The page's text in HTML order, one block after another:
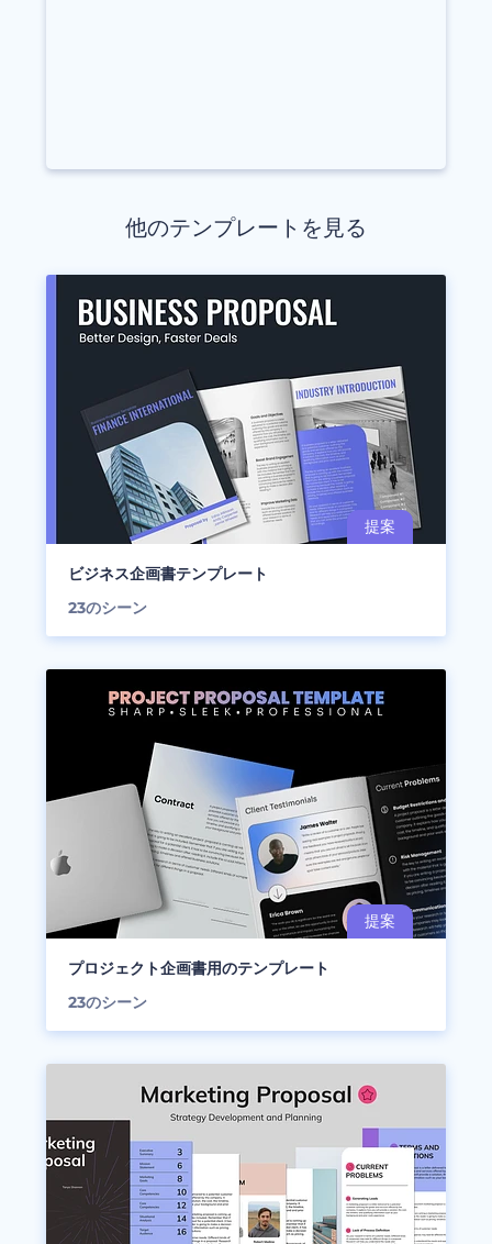
他のテンプレートを見る
ビジネス企画書テンプレート
23のシーン
プロジェクト企画書用のテンプレート
23のシーン